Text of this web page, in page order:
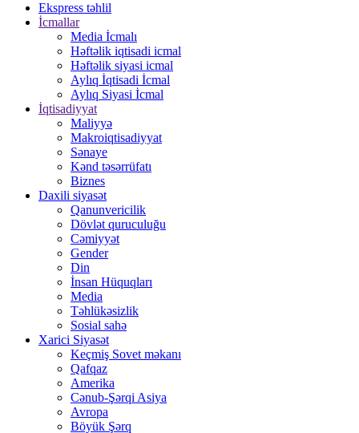
Ekspress təhlil
İcmallar
Media İcmalı
Həftəlik iqtisadi icmal
Həftəlik siyasi icmal
Aylıq İqtisadi İcmal
Aylıq Siyasi İcmal
İqtisadiyyat
Maliyyə
Makroiqtisadiyyat
Sənaye
Kənd təsərrüfatı
Biznes
Daxili siyasət
Qanunvericilik
Dövlət quruculuğu
Cəmiyyət
Gender
Din
İnsan Hüquqları
Media
Təhlükəsizlik
Sosial sahə
Xarici Siyasət
Keçmiş Sovet məkanı
Qafqaz
Amerika
Cənub-Şərqi Asiya
Avropa
Böyük Şərq